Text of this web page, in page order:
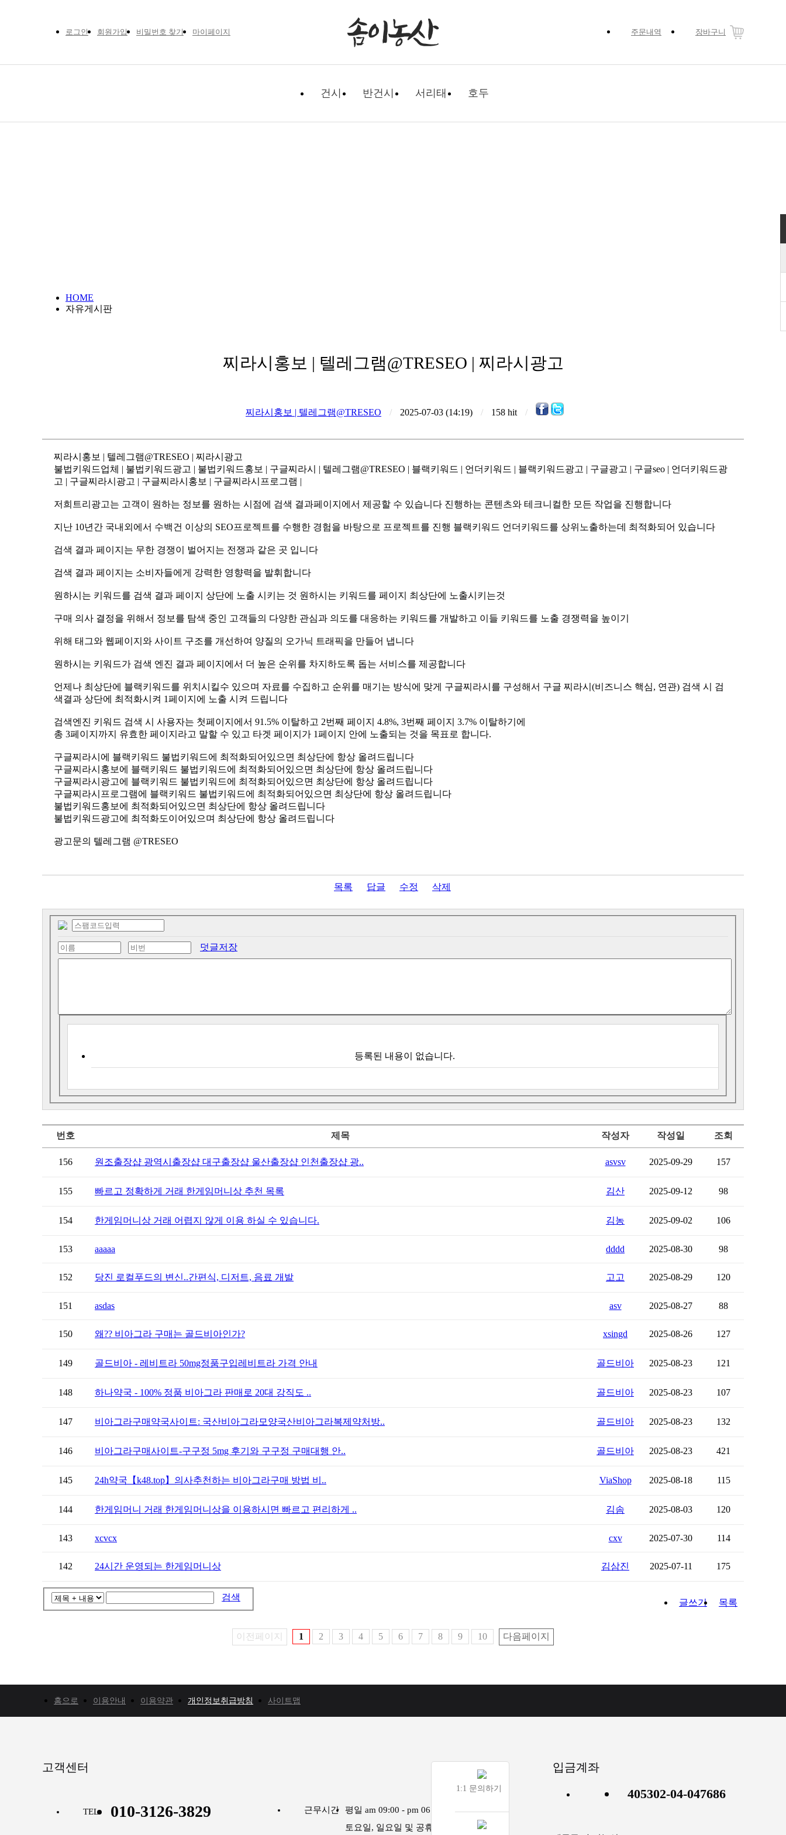
로그인 회원가입 비밀번호 찾기 마이페이지 주문내역 장바구니
건시 반건시 서리태 호두
HOME
자유게시판
찌라시홍보 | 텔레그램@TRESEO | 찌라시광고
찌라시홍보 | 텔레그램@TRESEO / 2025-07-03 (14:19) / 158 hit /
찌라시홍보 | 텔레그램@TRESEO | 찌라시광고
고 | 구글찌라시광고 | 구글찌라시홍보 | 구글찌라시프로그램 |
저희트리광고는 고객이 원하는 정보를 원하는 시점에 검색 결과페이지에서 제공할 수 있습니다 진행하는 콘텐츠와 테크니컬한 모든 작업을 진행합니다
지난 10년간 국내외에서 수백건 이상의 SEO프로젝트를 수행한 경험을 바탕으로 프로젝트를 진행 블랙키워드 언더키워드를 상위노출하는데 최적화되어 있습니다
검색 결과 페이지는 무한 경쟁이 벌어지는 전쟁과 같은 곳 입니다
검색 결과 페이지는 소비자들에게 강력한 영향력을 발휘합니다
원하시는 키워드를 검색 결과 페이지 상단에 노출 시키는 것 원하시는 키워드를 페이지 최상단에 노출시키는것
구매 의사 결정을 위해서 정보를 탐색 중인 고객들의 다양한 관심과 의도를 대응하는 키워드를 개발하고 이들 키워드를 노출 경쟁력을 높이기
위해 태그와 웹페이지와 사이트 구조를 개선하여 양질의 오가닉 트래픽을 만들어 냅니다
원하시는 키워드가 검색 엔진 결과 페이지에서 더 높은 순위를 차지하도록 돕는 서비스를 제공합니다
색결과 상단에 최적화시켜 1페이지에 노출 시켜 드립니다
검색엔진 키워드 검색 시 사용자는 첫페이지에서 91.5% 이탈하고 2번째 페이지 4.8%, 3번째 페이지 3.7% 이탈하기에
총 3페이지까지 유효한 페이지라고 말할 수 있고 타겟 페이지가 1페이지 안에 노출되는 것을 목표로 합니다.
구글찌라시에 블랙키워드 불법키워드에 최적화되어있으면 최상단에 항상 올려드립니다
구글찌라시홍보에 블랙키워드 불법키워드에 최적화되어있으면 최상단에 항상 올려드립니다
구글찌라시광고에 블랙키워드 불법키워드에 최적화되어있으면 최상단에 항상 올려드립니다
구글찌라시프로그램에 블랙키워드 불법키워드에 최적화되어있으면 최상단에 항상 올려드립니다
불법키워드홍보에 최적화되어있으면 최상단에 항상 올려드립니다
불법키워드광고에 최적화도이어있으며 최상단에 항상 올려드립니다
광고문의 텔레그램 @TRESEO
목록 답글 수정 삭제
덧글저장
등록된 내용이 없습니다.
번호 제목 작성자 작성일 조회
156 원조출장샵 광역시출장샵 대구출장샵 울산출장샵 인천출장샵 광.. asvsv 2025-09-29 157
155 빠르고 정확하게 거래 한게임머니상 추천 목록 김산 2025-09-12 98
154 한게임머니상 거래 어렵지 않게 이용 하실 수 있습니다. 김농 2025-09-02 106
153 aaaaa dddd 2025-08-30 98
152 당진 로컬푸드의 변신..간편식, 디저트, 음료 개발 고고 2025-08-29 120
151 asdas asv 2025-08-27 88
150 왜?? 비아그라 구매는 골드비아인가? xsingd 2025-08-26 127
149 골드비아 - 레비트라 50mg정품구입레비트라 가격 안내 골드비아 2025-08-23 121
148 하나약국 - 100% 정품 비아그라 판매로 20대 강직도 .. 골드비아 2025-08-23 107
147 비아그라구매약국사이트: 국산비아그라모양국산비아그라복제약처방.. 골드비아 2025-08-23 132
146 비아그라구매사이트-구구정 5mg 후기와 구구정 구매대행 안.. 골드비아 2025-08-23 421
145 24h약국【k48.tоp】의사추천하는 비아그라구매 방법 비.. ViaShop 2025-08-18 115
144 한게임머니 거래 한게임머니상을 이용하시면 빠르고 편리하게 .. 김솜 2025-08-03 120
143 xcvcx cxv 2025-07-30 114
142 24시간 운영되는 한게임머니상 김삼진 2025-07-11 175
검색 글쓰기 목록
이전페이지 1 2 3 4 5 6 7 8 9 10 다음페이지
홈으로 이용안내 이용약관 개인정보취급방침 사이트맵
고객센터
TEL 010-3126-3829 근무시간
평일 am 09:00 - pm 06:00
토요일, 일요일 및 공휴일은 휴무
1:1 문의하기
입금계좌
405302-04-047686